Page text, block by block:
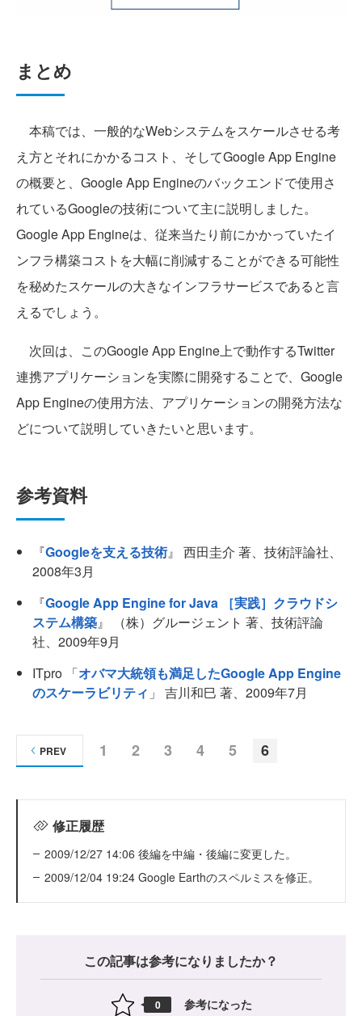
まとめ
本稿では、一般的なWebシステムをスケールさせる考
え方とそれにかかるコスト、そしてGoogle App Engine
の概要と、Google App Engineのバックエンドで使用さ
れているGoogleの技術について主に説明しました。
Google App Engineは、従来当たり前にかかっていたイ
ンフラ構築コストを大幅に削減することができる可能性
を秘めたスケールの大きなインフラサービスであると言
えるでしょう。
次回は、このGoogle App Engine上で動作するTwitter
連携アプリケーションを実際に開発することで、Google
App Engineの使用方法、アプリケーションの開発方法な
どについて説明していきたいと思います。
参考資料
『Googleを支える技術』 西田圭介 著、技術評論社、
2008年3月
『Google App Engine for Java ［実践］クラウドシ
ステム構築』 （株）グルージェント 著、技術評論
社、2009年9月
ITpro 「オバマ大統領も満足したGoogle App Engine
のスケーラビリティ 」 吉川和巳 著、2009年7月
1 2 3 4 5 6
PREV
修正履歴
2009/12/27 14:06 後編を中編・後編に変更した。
2009/12/04 19:24 Google Earthのスペルミスを修正。
この記事は参考になりましたか？
0 参考になった